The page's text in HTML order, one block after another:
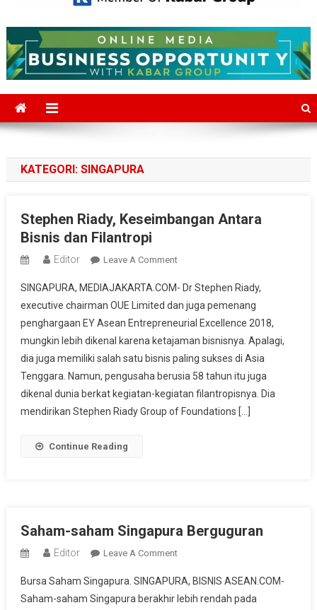
Mediajakarta.com
KATEGORI: SINGAPURA
Stephen Riady, Keseimbangan Antara
Bisnis dan Filantropi
Editor Leave A CommentOn
Riady,
Keseimbangan
Antara
Bisnis
Dan
Filantropi
SINGAPURA, MEDIAJAKARTA.COM- Dr Stephen Riady,
executive chairman OUE Limited dan juga pemenang
penghargaan EY Asean Entrepreneurial Excellence 2018,
mungkin lebih dikenal karena ketajaman bisnisnya. Apalagi,
dia juga memiliki salah satu bisnis paling sukses di Asia
Tenggara. Namun, pengusaha berusia 58 tahun itu juga
dikenal dunia berkat kegiatan-kegiatan filantropisnya. Dia
mendirikan Stephen Riady Group of Foundations […]
Continue Reading
Saham-saham Singapura Berguguran
Editor Leave A CommentOn
Saham
Singapura
Bursa Saham Singapura. SINGAPURA, BISNIS ASEAN.COM-
Saham-saham Singapura berakhir lebih rendah pada